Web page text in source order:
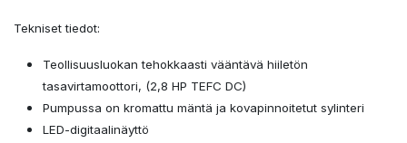
Tekniset tiedot:
Teollisuusluokan tehokkaasti vääntävä hiiletön
tasavirtamoottori, (2,8 HP TEFC DC)
Pumpussa on kromattu mäntä ja kovapinnoitetut sylinteri
LED-digitaalinäyttö